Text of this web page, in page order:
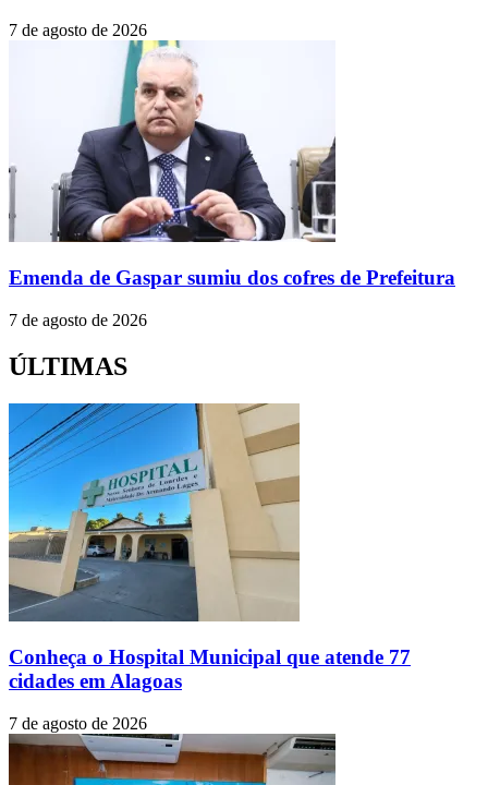
7 de agosto de 2026
Emenda de Gaspar sumiu dos cofres de Prefeitura
7 de agosto de 2026
ÚLTIMAS
Conheça o Hospital Municipal que atende 77
cidades em Alagoas
7 de agosto de 2026